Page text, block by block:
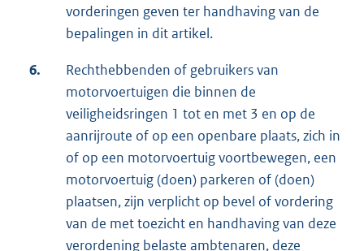
vorderingen geven ter handhaving van de
bepalingen in dit artikel.
6.
Rechthebbenden of gebruikers van
motorvoertuigen die binnen de
veiligheidsringen 1 tot en met 3 en op de
aanrijroute of op een openbare plaats, zich in
of op een motorvoertuig voortbewegen, een
motorvoertuig (doen) parkeren of (doen)
plaatsen, zijn verplicht op bevel of vordering
van de met toezicht en handhaving van deze
verordening belaste ambtenaren, deze